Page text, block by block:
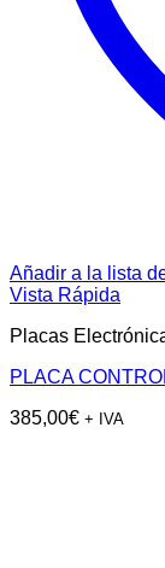
Añadir a la lista
Vista Rápida
Placas
PLACA
385,00€ + IVA